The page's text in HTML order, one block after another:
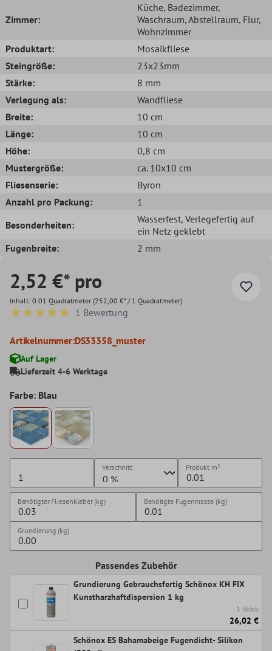
Zimmer:
Küche, Badezimmer,
Waschraum, Abstellraum, Flur,
Wohnzimmer
Produktart:
Mosaikfliese
Steingröße:
23x23mm
Stärke:
8 mm
Verlegung als:
Wandfliese
Breite:
10 cm
Länge:
10 cm
Höhe:
0,8 cm
Mustergröße:
ca. 10x10 cm
Fliesenserie:
Byron
Anzahl pro Packung:
1
Besonderheiten:
Wasserfest, Verlegefertig auf
ein Netz geklebt
Fugenbreite:
2 mm
2,52 €* pro
Inhalt: 0.01 Quadratmeter (252,00 €* / 1 Quadratmeter)
Durchschnittliche Bewertung von 5 von 5 Sternen
1 Bewertung
Artikelnummer:DS33358_muster
Auf Lager
Lieferzeit 4-6 Werktage
Farbe: Blau
Verschnitt Produkt m²
Benötigter Fliesenkleber (kg) Benötigte Fugenmasse (kg)
Grundierung (kg)
Passendes Zubehör
Grundierung Gebrauchsfertig Schönox KH FIX
Kunstharzhaftdispersion 1 kg
1 Stück
26,02 €
Schönox ES Bahamabeige Fugendicht- Silikon